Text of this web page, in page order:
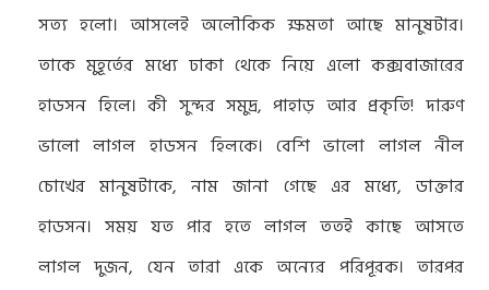
সত্য হলো। আসলেই অলৌকিক ক্ষমতা আছে মানুষটার।
তাকে মুহূর্তের মধ্যে ঢাকা থেকে নিয়ে এলো কক্সবাজারের
হাডসন হিলে। কী সুন্দর সমুদ্র, পাহাড় আর প্রকৃতি! দারুণ
ভালো লাগল হাডসন হিলকে। বেশি ভালো লাগল নীল
চোখের মানুষটাকে, নাম জানা গেছে এর মধ্যে, ডাক্তার
হাডসন। সময় যত পার হতে লাগল ততই কাছে আসতে
লাগল দুজন, যেন তারা একে অন্যের পরিপূরক। তারপর